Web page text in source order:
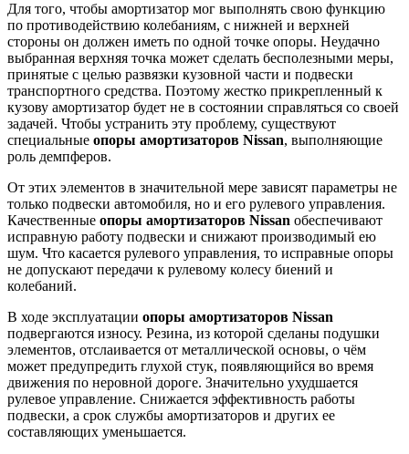
Для того, чтобы амортизатор мог выполнять свою функцию
по противодействию колебаниям, с нижней и верхней
стороны он должен иметь по одной точке опоры. Неудачно
выбранная верхняя точка может сделать бесполезными меры,
принятые с целью развязки кузовной части и подвески
транспортного средства. Поэтому жестко прикрепленный к
кузову амортизатор будет не в состоянии справляться со своей
задачей. Чтобы устранить эту проблему, существуют
специальные опоры амортизаторов Nissan, выполняющие
роль демпферов.
От этих элементов в значительной мере зависят параметры не
только подвески автомобиля, но и его рулевого управления.
Качественные опоры амортизаторов Nissan обеспечивают
исправную работу подвески и снижают производимый ею
шум. Что касается рулевого управления, то исправные опоры
не допускают передачи к рулевому колесу биений и
колебаний.
В ходе эксплуатации опоры амортизаторов Nissan
подвергаются износу. Резина, из которой сделаны подушки
элементов, отслаивается от металлической основы, о чём
может предупредить глухой стук, появляющийся во время
движения по неровной дороге. Значительно ухудшается
рулевое управление. Снижается эффективность работы
подвески, а срок службы амортизаторов и других ее
составляющих уменьшается.